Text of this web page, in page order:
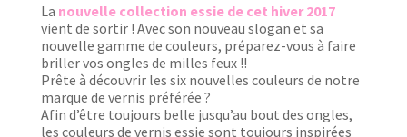
La nouvelle collection essie de cet hiver 2017
vient de sortir ! Avec son nouveau slogan et sa
nouvelle gamme de couleurs, préparez-vous à faire
briller vos ongles de milles feux !!
Prête à découvrir les six nouvelles couleurs de notre
marque de vernis préférée ?
Afin d’être toujours belle jusqu’au bout des ongles,
les couleurs de vernis essie sont toujours inspirées